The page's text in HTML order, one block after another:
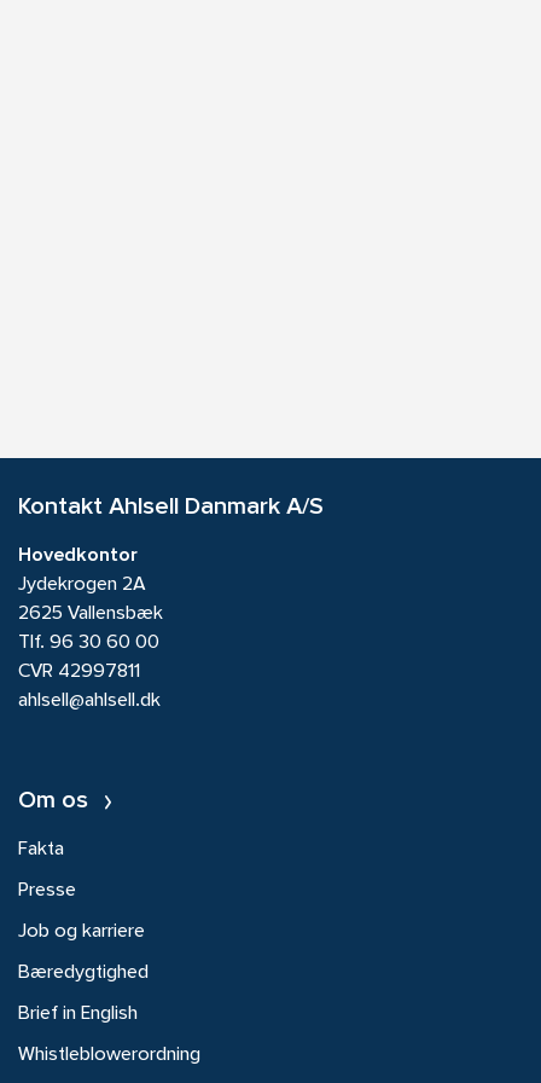
Kontakt Ahlsell Danmark A/S
Hovedkontor
Jydekrogen 2A
2625 Vallensbæk
Tlf. 96 30 60 00
CVR 42997811
ahlsell@ahlsell.dk
Om os
Fakta
Presse
Job og karriere
Bæredygtighed
Brief in English
Whistleblowerordning